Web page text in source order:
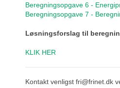
Beregningsopgave 6 -
Beregningsopgave 7 -
Løsningsforslag til
KLIK HER
Kontakt venligst fri@frinet.dk